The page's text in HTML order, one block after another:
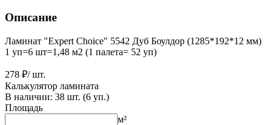
Описание
Ламинат "Expert Choice" 5542 Дуб Боулдор (1285*192*12 мм)
1 уп=6 шт=1,48 м2 (1 палета= 52 уп)
278 ₽/ шт.
Калькулятор ламината
В наличии: 38 шт. (6 уп.)
Площадь
м²